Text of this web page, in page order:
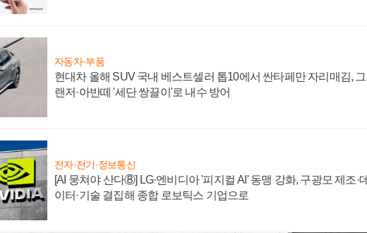
자동차·부품
현대차 올해 SUV 국내 베스트셀러 톱10에서 싼타페만 자리매김, 그
랜저·아반떼 '세단 쌍끌이'로 내수 방어
전자·전기·정보통신
[AI 뭉쳐야 산다⑧] LG·엔비디아 '피지컬 AI' 동맹 강화, 구광모 제조·데
이터·기술 결집해 종합 로보틱스 기업으로